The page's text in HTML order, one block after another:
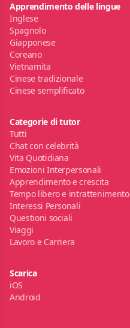
Apprendimento delle lingue
Inglese
Spagnolo
Giapponese
Coreano
Vietnamita
Cinese tradizionale
Cinese semplificato
Categorie di tutor
Tutti
Chat con celebrità
Vita Quotidiana
Emozioni Interpersonali
Apprendimento e crescita
Tempo libero e intrattenimento
Interessi Personali
Questioni sociali
Viaggi
Lavoro e Carriera
Scarica
iOS
Android